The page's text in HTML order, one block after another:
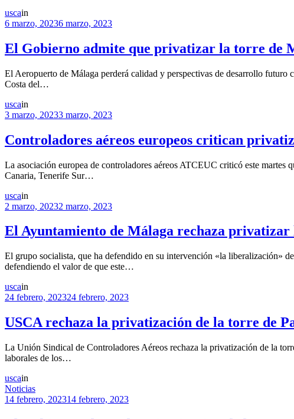
uscain
6 marzo, 20236 marzo, 2023
El Gobierno admite que privatizar la torre de
El Aeropuerto de Málaga perderá calidad y perspectivas de desarrollo
Costa del…
uscain
3 marzo, 20233 marzo, 2023
Controladores aéreos europeos critican
La asociación europea de controladores aéreos ATCEUC criticó este
Canaria, Tenerife Sur…
uscain
2 marzo, 20232 marzo, 2023
El Ayuntamiento de Málaga rechaza
El grupo socialista, que ha defendido en su intervención «la liberalización»
defendiendo el valor de que este…
uscain
24 febrero, 202324 febrero, 2023
USCA rechaza la privatización de la torre de
La Unión Sindical de Controladores Aéreos rechaza la privatización de la
laborales de los…
uscain
Noticias
14 febrero, 202314 febrero, 2023